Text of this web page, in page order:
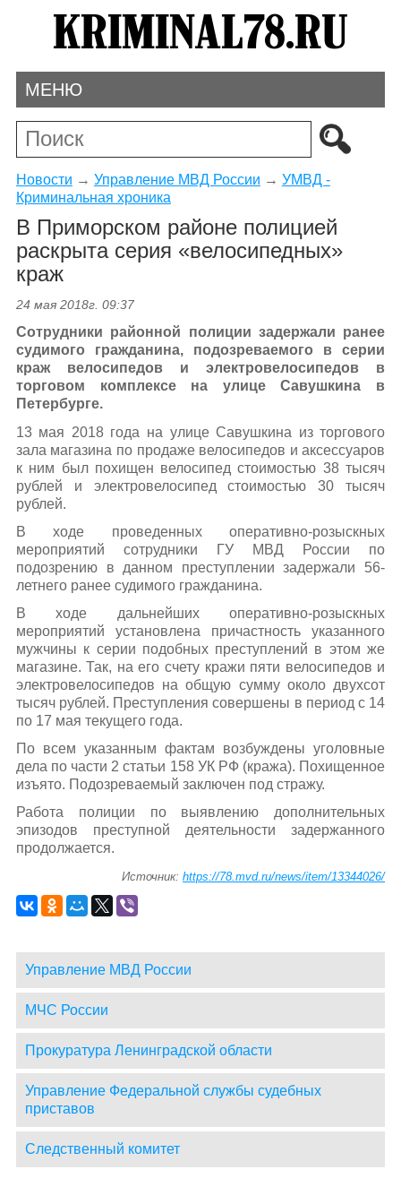
МЕНЮ
Новости → Управление МВД России → УМВД -
Криминальная хроника
В Приморском районе полицией
раскрыта серия «велосипедных»
краж
24 мая 2018г. 09:37
Сотрудники районной полиции задержали ранее
судимого гражданина, подозреваемого в серии
краж велосипедов и электровелосипедов в
торговом комплексе на улице Савушкина в
Петербурге.
13 мая 2018 года на улице Савушкина из торгового
зала магазина по продаже велосипедов и аксессуаров
к ним был похищен велосипед стоимостью 38 тысяч
рублей и электровелосипед стоимостью 30 тысяч
рублей.
В ходе проведенных оперативно-розыскных
мероприятий сотрудники ГУ МВД России по
подозрению в данном преступлении задержали 56-
летнего ранее судимого гражданина.
В ходе дальнейших оперативно-розыскных
мероприятий установлена причастность указанного
мужчины к серии подобных преступлений в этом же
магазине. Так, на его счету кражи пяти велосипедов и
электровелосипедов на общую сумму около двухсот
тысяч рублей. Преступления совершены в период с 14
по 17 мая текущего года.
По всем указанным фактам возбуждены уголовные
дела по части 2 статьи 158 УК РФ (кража). Похищенное
изъято. Подозреваемый заключен под стражу.
Работа полиции по выявлению дополнительных
эпизодов преступной деятельности задержанного
продолжается.
Источник:https://78.mvd.ru/news/item/13344026/
Управление МВД России
МЧС России
Прокуратура Ленинградской области
Управление Федеральной службы судебных
приставов
Следственный комитет